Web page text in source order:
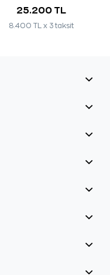
25.200 TL
8.400 TL x 3 taksit